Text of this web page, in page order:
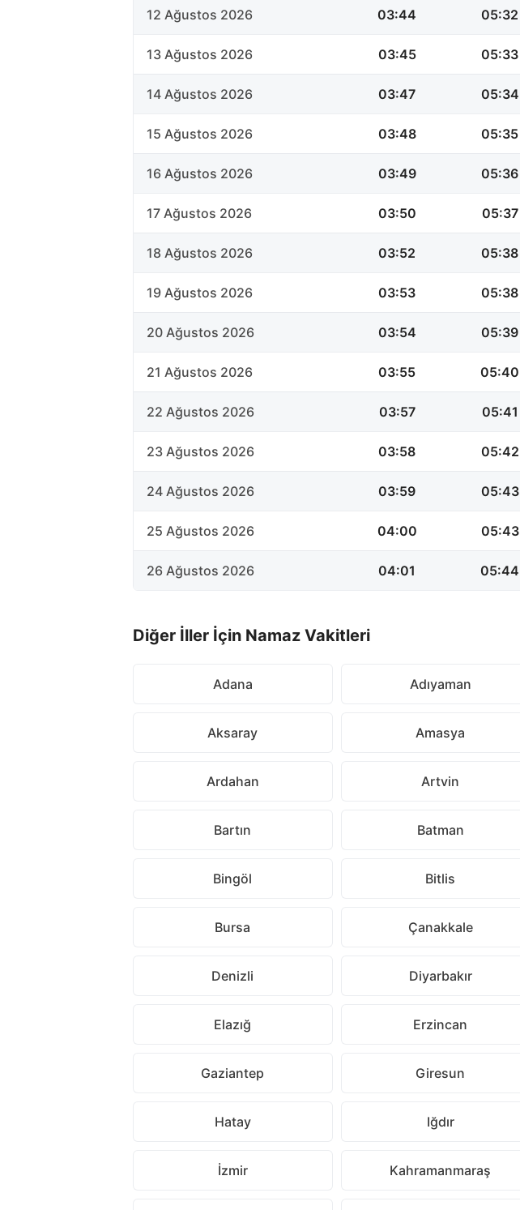
12 Ağustos 2026 03:44 05:32
13 Ağustos 2026 03:45 05:33
14 Ağustos 2026 03:47 05:34
15 Ağustos 2026 03:48 05:35
16 Ağustos 2026 03:49 05:36
17 Ağustos 2026 03:50 05:37
18 Ağustos 2026 03:52 05:38
19 Ağustos 2026 03:53 05:38
20 Ağustos 2026 03:54 05:39
21 Ağustos 2026 03:55 05:40
22 Ağustos 2026 03:57 05:41
23 Ağustos 2026 03:58 05:42
24 Ağustos 2026 03:59 05:43
25 Ağustos 2026 04:00 05:43
26 Ağustos 2026 04:01 05:44
Diğer İller İçin Namaz Vakitleri
Adana Adıyaman
Aksaray Amasya
Ardahan Artvin
Bartın Batman
Bingöl Bitlis
Bursa Çanakkale
Denizli Diyarbakır
Elazığ Erzincan
Gaziantep Giresun
Hatay Iğdır
İzmir Kahramanmaraş